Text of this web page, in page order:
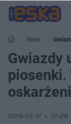
News
wobec R.Kelly'ego
Gwiazdy
piosenki.
2019-01-17 17:28